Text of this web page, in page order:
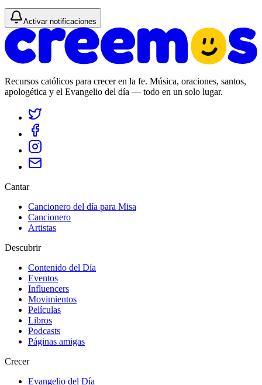
Activar notificaciones
Recursos católicos para crecer en la fe. Música, oraciones, santos,
apologética y el Evangelio del día — todo en un solo lugar.
Cantar
Cancionero del día para Misa
Cancionero
Artistas
Descubrir
Contenido del Día
Eventos
Influencers
Movimientos
Películas
Libros
Podcasts
Páginas amigas
Crecer
Evangelio del Día